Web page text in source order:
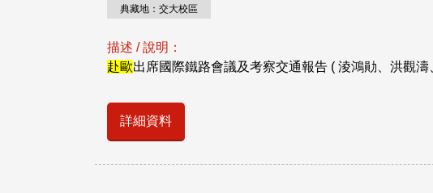
典藏地：交大校區
描述 / 說明：
赴歐出席國際鐵路會議及考察交通報告 ( 淩鴻勛、洪觀濤
詳細資料